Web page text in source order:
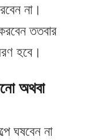
না।
ততবার
হবে।
অথবা
ঘষবেন না